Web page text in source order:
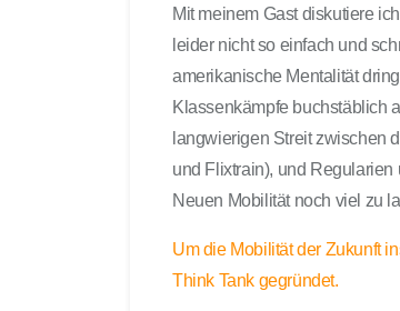
Mit meinem Gast diskutiere
leider nicht so einfach und
amerikanische Mentalität
Klassenkämpfe buchstäblich
langwierigen Streit zwischen
und Flixtrain), und
Neuen Mobilität noch viel zu
Um die Mobilität der Zukunft
Think Tank gegründet.